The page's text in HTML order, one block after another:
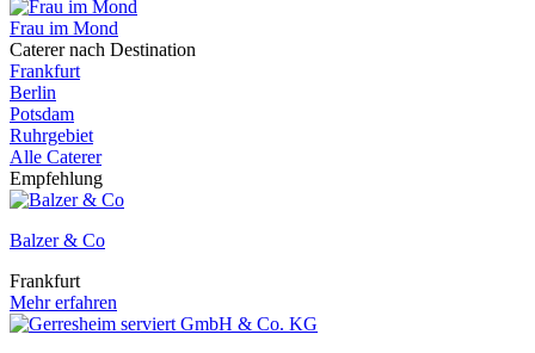
Frau im Mond
Caterer nach Destination
Frankfurt
Berlin
Potsdam
Ruhrgebiet
Alle Caterer
Empfehlung
Balzer & Co
Frankfurt
Mehr erfahren